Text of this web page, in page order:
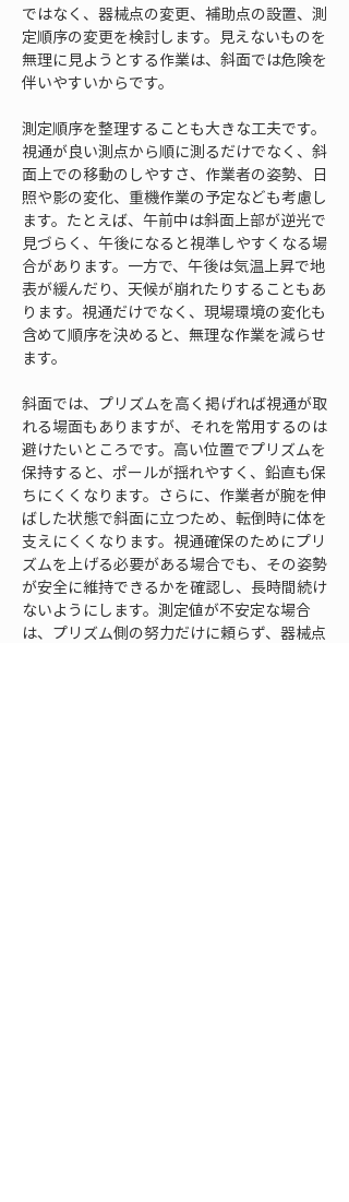
ではなく、器械点の変更、補助点の設置、測
定順序の変更を検討します。見えないものを
無理に見ようとする作業は、斜面では危険を
伴いやすいからです。
測定順序を整理することも大きな工夫です。
視通が良い測点から順に測るだけでなく、斜
面上での移動のしやすさ、作業者の姿勢、日
照や影の変化、重機作業の予定なども考慮し
ます。たとえば、午前中は斜面上部が逆光で
見づらく、午後になると視準しやすくなる場
合があります。一方で、午後は気温上昇で地
表が緩んだり、天候が崩れたりすることもあ
ります。視通だけでなく、現場環境の変化も
含めて順序を決めると、無理な作業を減らせ
ます。
斜面では、プリズムを高く掲げれば視通が取
れる場面もありますが、それを常用するのは
避けたいところです。高い位置でプリズムを
保持すると、ポールが揺れやすく、鉛直も保
ちにくくなります。さらに、作業者が腕を伸
ばした状態で斜面に立つため、転倒時に体を
支えにくくなります。視通確保のためにプリ
ズムを上げる必要がある場合でも、その姿勢
が安全に維持できるかを確認し、長時間続け
ないようにします。測定値が不安定な場合
は、プリズム側の努力だけに頼らず、器械点